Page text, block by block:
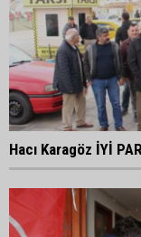
Hacı Karagöz İYİ